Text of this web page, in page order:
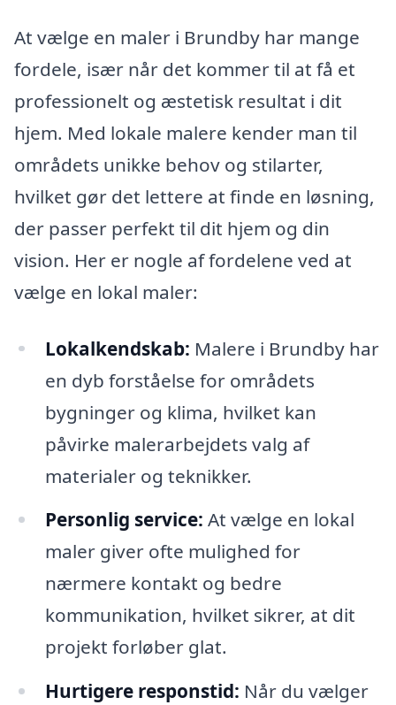
At vælge en maler i Brundby har mange
fordele, især når det kommer til at få et
professionelt og æstetisk resultat i dit
hjem. Med lokale malere kender man til
områdets unikke behov og stilarter,
hvilket gør det lettere at finde en løsning,
der passer perfekt til dit hjem og din
vision. Her er nogle af fordelene ved at
vælge en lokal maler:
Lokalkendskab: Malere i Brundby har
en dyb forståelse for områdets
bygninger og klima, hvilket kan
påvirke malerarbejdets valg af
materialer og teknikker.
Personlig service: At vælge en lokal
maler giver ofte mulighed for
nærmere kontakt og bedre
kommunikation, hvilket sikrer, at dit
projekt forløber glat.
Hurtigere responstid: Når du vælger